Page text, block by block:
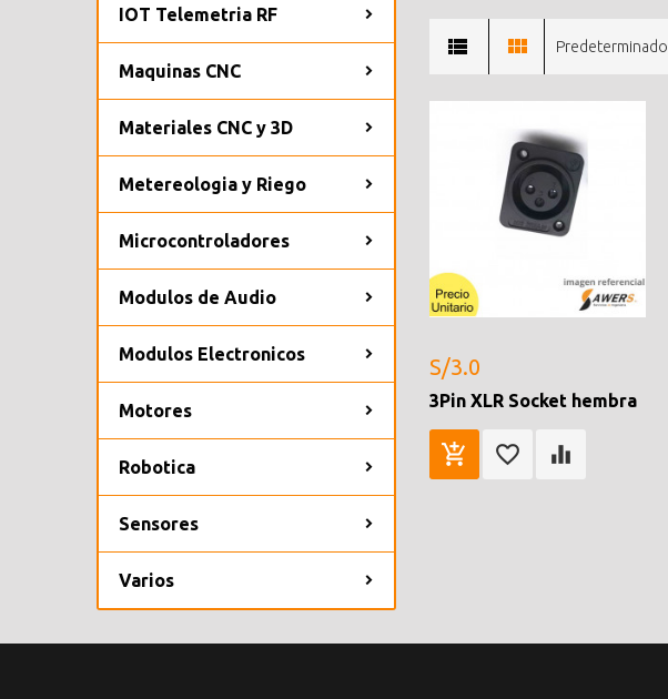
IOT Telemetria RF
Maquinas CNC
Materiales CNC y 3D
Metereologia y Riego
Microcontroladores
Modulos de Audio
Modulos Electronicos
Motores
Robotica
Sensores
Varios
Predeterminado
S/3.0
3Pin XLR Socket hembra